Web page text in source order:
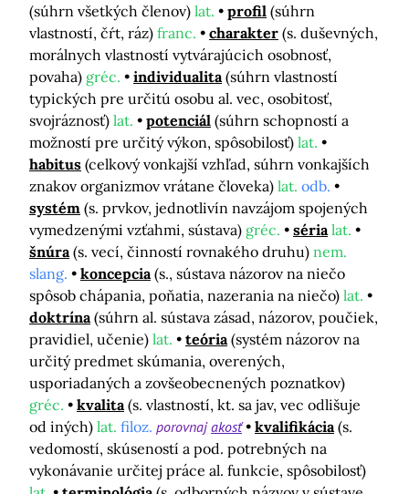
(súhrn všetkých členov) lat. profil (súhrn
vlastností, čŕt, ráz) franc. charakter (s. duševných,
morálnych vlastností vytvárajúcich osobnosť,
povaha) gréc. individualita (súhrn vlastností
typických pre určitú osobu al. vec, osobitosť,
svojráznosť) lat. potenciál (súhrn schopností a
možností pre určitý výkon, spôsobilosť) lat.
habitus (celkový vonkajší vzhľad, súhrn vonkajších
znakov organizmov vrátane človeka) lat. odb.
systém (s. prvkov, jednotlivín navzájom spojených
vymedzenými vzťahmi, sústava) gréc. séria lat.
šnúra (s. vecí, činností rovnakého druhu) nem.
slang.
koncepcia (s., sústava názorov na niečo
spôsob chápania, poňatia, nazerania na niečo) lat.
doktrína (súhrn al. sústava zásad, názorov, poučiek,
pravidiel, učenie) lat. teória (systém názorov na
určitý predmet skúmania, overených,
usporiadaných a zovšeobecnených poznatkov)
gréc.
kvalita (s. vlastností, kt. sa jav, vec odlišuje
od iných) lat. filoz. porovnajakosť kvalifikácia (s.
vedomostí, skúseností a pod. potrebných na
vykonávanie určitej práce al. funkcie, spôsobilosť)